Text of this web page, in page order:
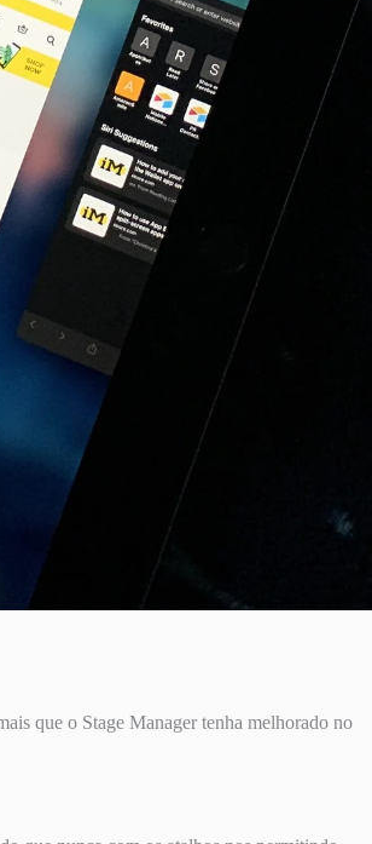
que o Stage Manager tenha melhorado no